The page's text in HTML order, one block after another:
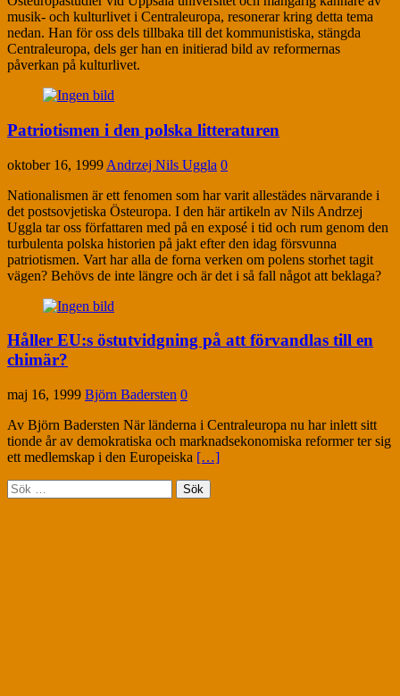
musik- och kulturlivet i Centraleuropa, resonerar kring detta tema
nedan. Han för oss dels tillbaka till det kommunistiska, stängda
Centraleuropa, dels ger han en initierad bild av reformernas
påverkan på kulturlivet.
Patriotismen i den polska litteraturen
oktober 16, 1999 Andrzej Nils Uggla 0
Nationalismen är ett fenomen som har varit allestädes närvarande i
det postsovjetiska Östeuropa. I den här artikeln av Nils Andrzej
Uggla tar oss författaren med på en exposé i tid och rum genom den
turbulenta polska historien på jakt efter den idag försvunna
patriotismen. Vart har alla de forna verken om polens storhet tagit
vägen? Behövs de inte längre och är det i så fall något att beklaga?
Håller EU:s östutvidgning på att förvandlas till en
chimär?
maj 16, 1999 Björn Badersten 0
Av Björn Badersten När länderna i Centraleuropa nu har inlett sitt
tionde år av demokratiska och marknadsekonomiska reformer ter sig
ett medlemskap i den Europeiska […]
Sök
efter: